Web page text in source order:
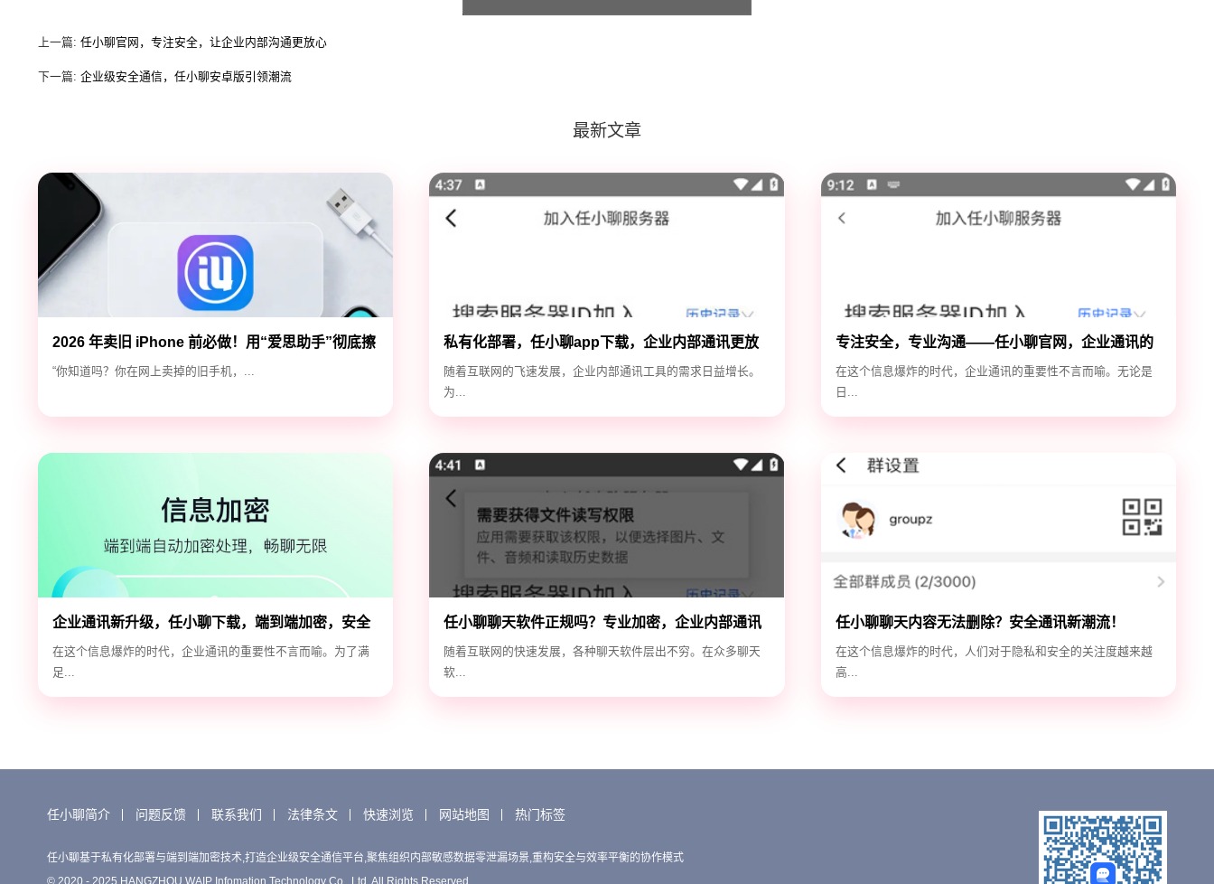
上一篇: 任小聊官网，专注安全，让企业内部沟通更放心
下一篇: 企业级安全通信，任小聊安卓版引领潮流
最新文章
2026 年卖旧 iPhone 前必做！用“爱思助手”彻底擦
除隐私，防止数据泄露
“你知道吗？你在网上卖掉的旧手机，...
私有化部署，任小聊app下载，企业内部通讯更放
心
随着互联网的飞速发展，企业内部通讯工具的需求日益增长。
为...
专注安全，专业沟通——任小聊官网，企业通讯的
安全守护神
在这个信息爆炸的时代，企业通讯的重要性不言而喻。无论是
日...
企业通讯新升级，任小聊下载，端到端加密，安全
高效！
在这个信息爆炸的时代，企业通讯的重要性不言而喻。为了满
足...
任小聊聊天软件正规吗？专业加密，企业内部通讯
首选！
随着互联网的快速发展，各种聊天软件层出不穷。在众多聊天
软...
任小聊聊天内容无法删除？安全通讯新潮流！
在这个信息爆炸的时代，人们对于隐私和安全的关注度越来越
高...
任小聊简介 问题反馈 联系我们 法律条文 快速浏览 网站地图 热门标签
任小聊基于私有化部署与端到端加密技术,打造企业级安全通信平台,聚焦组织内部敏感数据零泄漏场景,重构安全与效率平衡的协作模式
© 2020 - 2025 HANGZHOU WAIP Infomation Technology Co., Ltd. All Rights Reserved.